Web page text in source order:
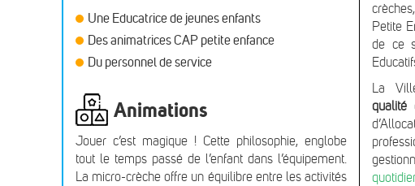
Une Educatrice de jeunes enfants
Des animatrices CAP petite enfance
Du personnel de service
Animations
Jouer c’est magique ! Cette philosophie, englobe
tout le temps passé de l’enfant dans l’équipement.
La micro-crèche offre un équilibre entre les activités
Petite
de ce
La
qualité